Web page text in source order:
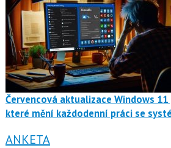
Červencová aktualizace Windows
které mění každodenní práci se
ANKETA